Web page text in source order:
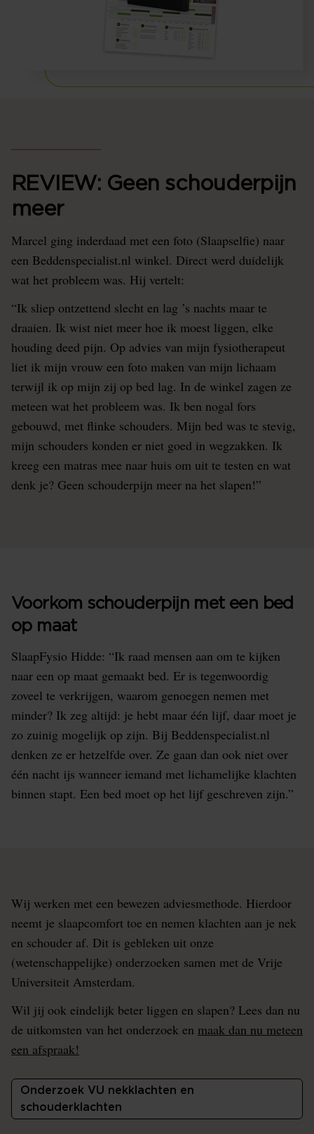
REVIEW: Geen schouderpijn
meer
Marcel ging inderdaad met een foto (Slaapselfie) naar
een Beddenspecialist.nl winkel. Direct werd duidelijk
wat het probleem was. Hij vertelt:
“Ik sliep ontzettend slecht en lag ’s nachts maar te
draaien. Ik wist niet meer hoe ik moest liggen, elke
houding deed pijn. Op advies van mijn fysiotherapeut
liet ik mijn vrouw een foto maken van mijn lichaam
terwijl ik op mijn zij op bed lag. In de winkel zagen ze
meteen wat het probleem was. Ik ben nogal fors
gebouwd, met flinke schouders. Mijn bed was te stevig,
mijn schouders konden er niet goed in wegzakken. Ik
kreeg een matras mee naar huis om uit te testen en wat
denk je? Geen schouderpijn meer na het slapen!”
Voorkom schouderpijn met een bed
op maat
SlaapFysio Hidde: “Ik raad mensen aan om te kijken
naar een op maat gemaakt bed. Er is tegenwoordig
zoveel te verkrijgen, waarom genoegen nemen met
minder? Ik zeg altijd: je hebt maar één lijf, daar moet je
zo zuinig mogelijk op zijn. Bij Beddenspecialist.nl
denken ze er hetzelfde over. Ze gaan dan ook niet over
één nacht ijs wanneer iemand met lichamelijke klachten
binnen stapt. Een bed moet op het lijf geschreven zijn.”
Wij werken met een bewezen adviesmethode. Hierdoor
neemt je slaapcomfort toe en nemen klachten aan je nek
en schouder af. Dit is gebleken uit onze
(wetenschappelijke) onderzoeken samen met de Vrije
Universiteit Amsterdam.
Wil jij ook eindelijk beter liggen en slapen? Lees dan nu
de uitkomsten van het onderzoek en maak dan nu meteen
een afspraak!
Onderzoek VU nekklachten en
schouderklachten